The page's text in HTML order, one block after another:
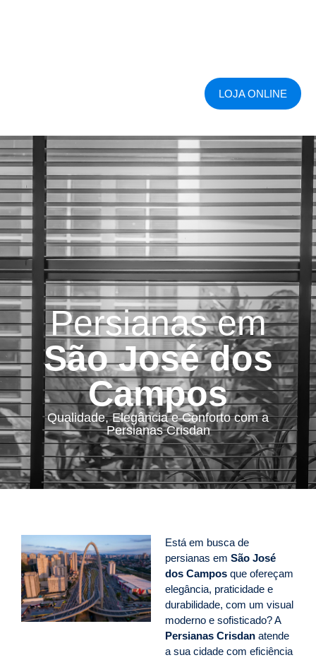
LOJA ONLINE
Persianas em
São José dos
Campos
Qualidade, Elegância e Conforto com a
Persianas Crisdan
Está em busca de
persianas em São José
dos Campos que ofereçam
elegância, praticidade e
durabilidade, com um visual
moderno e sofisticado? A
Persianas Crisdan atende
a sua cidade com eficiência